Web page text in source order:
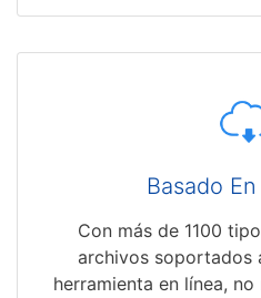
Basado
Con más de 1100
archivos soportados
herramienta en línea,